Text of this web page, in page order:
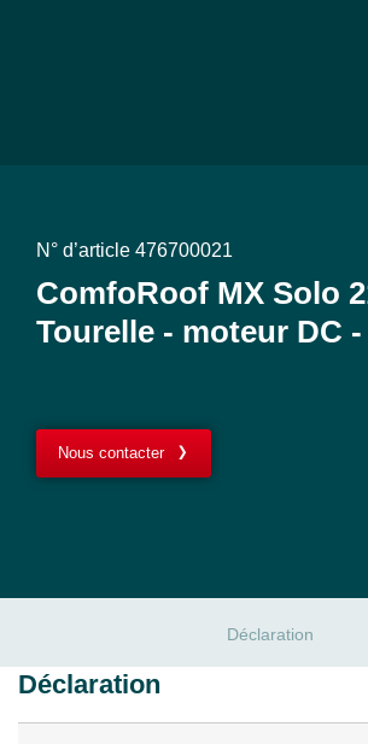
N° d’article 476700021
ComfoRoof MX Solo
Tourelle - moteur DC -
Nous contacter
Déclaration
Déclaration